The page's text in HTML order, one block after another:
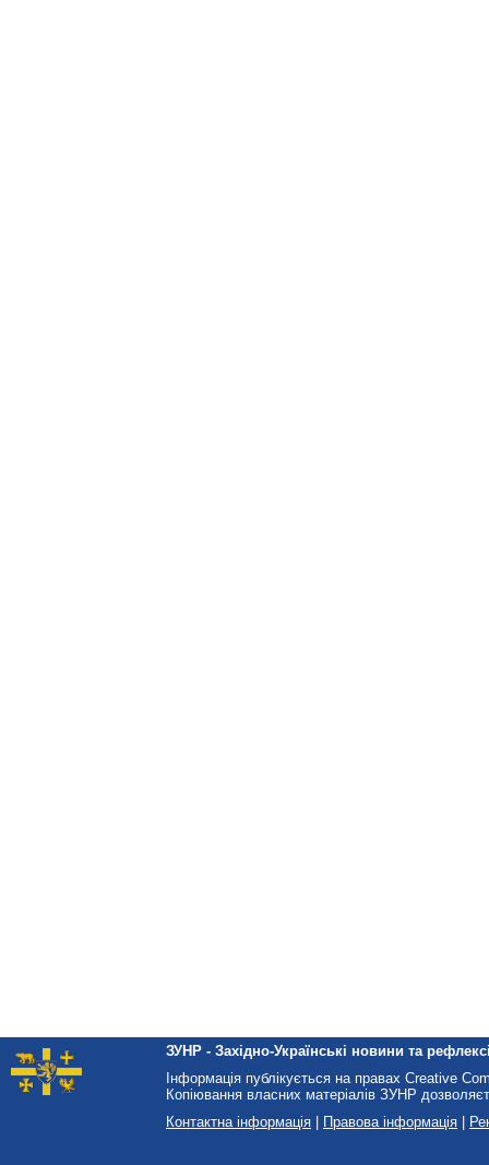
ЗУНР - Західно-Українські новини та
Інформація публікується на правах Creative
Копіювання власних матеріалів ЗУНР
Контактна інформація
Правова інформація